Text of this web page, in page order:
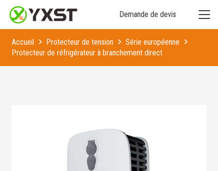
Demande de devis
Accueil Protecteur de tension
Série européenne
Protecteur de réfrigérateur à branchement direct